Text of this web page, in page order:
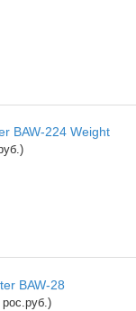
BAW-224 Weight
BAW-28